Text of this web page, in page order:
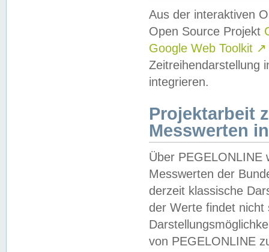
Aus der interaktiven
Open Source Projekt
Google Web Toolkit ↗
Zeitreihendarstellung
integrieren.
Projektarbeit
Messwerten
Über PEGELONLINE
Messwerten der
derzeit klassische
der Werte findet
von PEGELONLINE